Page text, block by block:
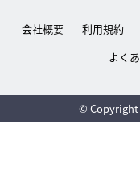
会社概要 利用規約
よく
© Copyright